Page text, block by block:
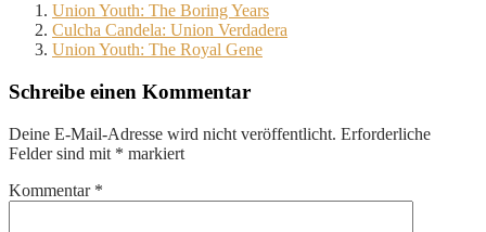
Union Youth: The Boring Years
Culcha Candela: Union Verdadera
Union Youth: The Royal Gene
Schreibe einen Kommentar
Deine E-Mail-Adresse wird nicht veröffentlicht. Erforderliche
Felder sind mit * markiert
Kommentar *